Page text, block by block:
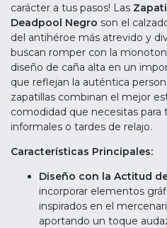
carácter a tus pasos! Las
Deadpool Negro son el
del antihéroe más atrevido y
buscan romper con la
diseño de caña alta en un
que reflejan la auténtica
zapatillas combinan el mejor
comodidad que necesitas para
informales o tardes de relajo.
Características Principales:
Diseño con la Actitud
incorporar elementos
inspirados en el
aportando un toque